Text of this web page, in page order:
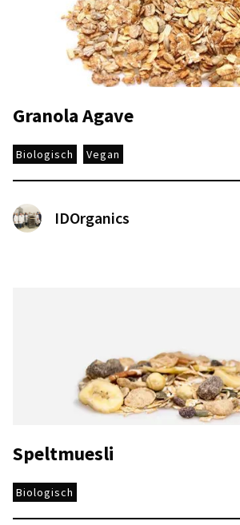
Granola Agave
Biologisch Vegan
IDOrganics
Speltmuesli
Biologisch